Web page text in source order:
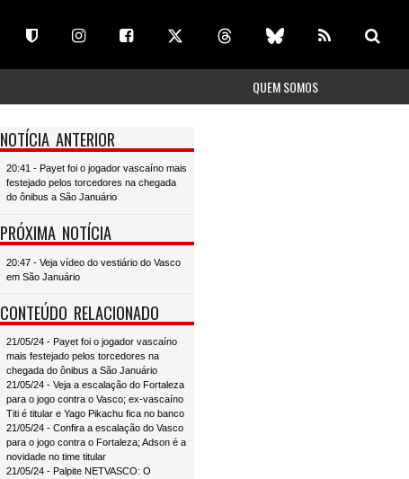
QUEM SOMOS
NOTÍCIA ANTERIOR
20:41 - Payet foi o jogador vascaíno mais
festejado pelos torcedores na chegada
do ônibus a São Januário
PRÓXIMA NOTÍCIA
20:47 - Veja vídeo do vestiário do Vasco
em São Januário
CONTEÚDO RELACIONADO
21/05/24 - Payet foi o jogador vascaíno
mais festejado pelos torcedores na
chegada do ônibus a São Januário
21/05/24 - Veja a escalação do Fortaleza
para o jogo contra o Vasco; ex-vascaíno
Titi é titular e Yago Pikachu fica no banco
21/05/24 - Confira a escalação do Vasco
para o jogo contra o Fortaleza; Adson é a
novidade no time titular
21/05/24 - Palpite NETVASCO: O